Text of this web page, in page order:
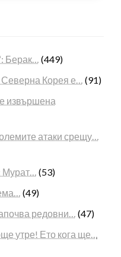
Берак… (449)
Северна Корея е… (91)
извършена
атаки срещу…
Мурат… (53)
(49)
редовни… (47)
утре! Ето кога ще…